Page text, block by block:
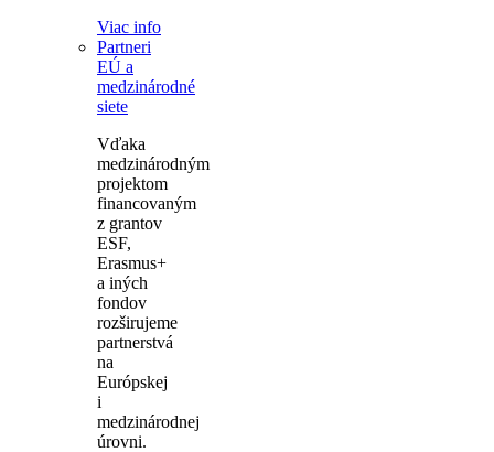
Viac info
Partneri
EÚ a
medzinárodné
siete
Vďaka
medzinárodným
projektom
financovaným
z grantov
ESF,
Erasmus+
a iných
fondov
rozširujeme
partnerstvá
na
Európskej
i
medzinárodnej
úrovni.